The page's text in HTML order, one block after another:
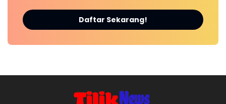
Daftar Sekarang!